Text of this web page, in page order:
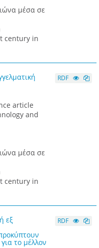
μέσα σε
century in
article
and
μέσα σε
century in
RDF
εξ
το μέλλον
RDF